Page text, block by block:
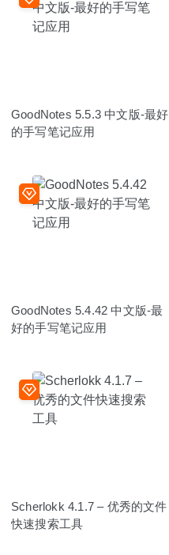
GoodNotes 5.5.3 中文版-最好
的手写笔记应用
GoodNotes 5.4.42 中文版-最
好的手写笔记应用
Scherlokk 4.1.7 – 优秀的文件
快速搜索工具